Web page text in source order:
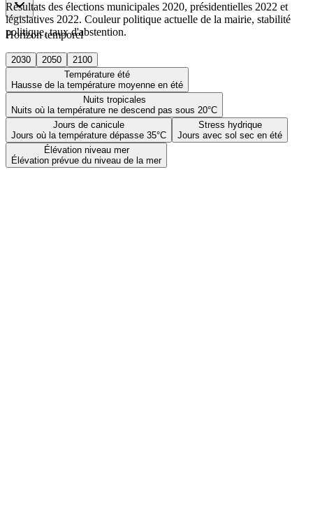
Horizon temporel
2030 2050
2100
Température été
Hausse de la température moyenne en été
Nuits tropicales
Nuits où la température ne descend pas sous 20°C
Jours de canicule
Jours où la température dépasse 35°C
Stress hydrique
Jours avec sol sec en été
Élévation niveau mer
Élévation prévue du niveau de la mer
Résultats des élections municipales 2020, présidentielles 2022 et
législatives 2022. Couleur politique actuelle de la mairie, stabilité
politique, taux d'abstention.